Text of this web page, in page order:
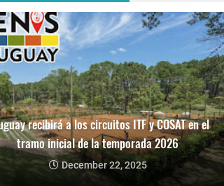
recibirá a los circuitos ITF y COSAT en el
tramo inicial de la temporada 2026
December 22, 2025